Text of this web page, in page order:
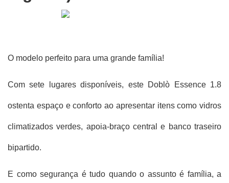
O modelo perfeito para uma grande família!
Com sete lugares disponíveis, este Doblò Essence 1.8
ostenta espaço e conforto ao apresentar itens como vidros
climatizados verdes, apoia-braço central e banco traseiro
bipartido.
E como segurança é tudo quando o assunto é família, a